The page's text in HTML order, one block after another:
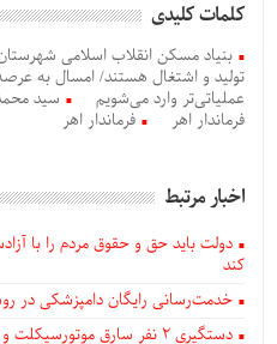
کلمات کلیدی
بنیاد مسکن انقلاب اسلامی
تولید و اشتغال هستند/ امسال به
عملیاتی‌تر وارد می‌شویم
سید
فرماندار اهر
فرماندار اهر
اخبار مرتبط
دولت باید حق و حقوق مردم را با
کند
خدمت‌رسانی رایگان دامپزشکی در
دستگيری ۲ نفر سارق